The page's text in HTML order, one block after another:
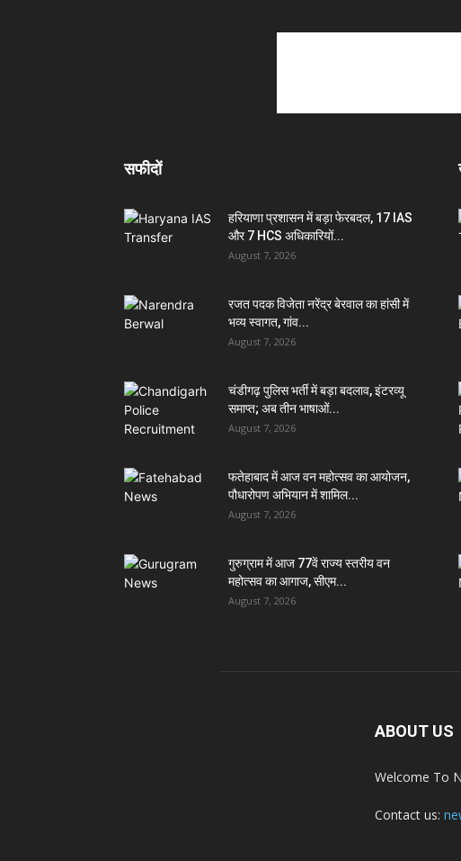
सफीदों
हरियाणा प्रशासन में बड़ा फेरबदल, 17 IAS
और 7 HCS अधिकारियों...
August 7, 2026
रजत पदक विजेता नरेंद्र बेरवाल का हांसी में
भव्य स्वागत, गांव...
August 7, 2026
चंडीगढ़ पुलिस भर्ती में बड़ा बदलाव, इंटरव्यू
समाप्त; अब तीन भाषाओं...
August 7, 2026
फतेहाबाद में आज वन महोत्सव का आयोजन,
पौधारोपण अभियान में शामिल...
August 7, 2026
गुरुग्राम में आज 77वें राज्य स्तरीय वन
महोत्सव का आगाज, सीएम...
August 7, 2026
ABOUT US
Welcome To
Contact us: